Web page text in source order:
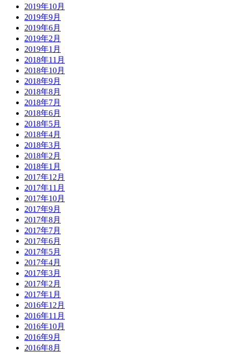
2019年10月
2019年9月
2019年6月
2019年2月
2019年1月
2018年11月
2018年10月
2018年9月
2018年8月
2018年7月
2018年6月
2018年5月
2018年4月
2018年3月
2018年2月
2018年1月
2017年12月
2017年11月
2017年10月
2017年9月
2017年8月
2017年7月
2017年6月
2017年5月
2017年4月
2017年3月
2017年2月
2017年1月
2016年12月
2016年11月
2016年10月
2016年9月
2016年8月